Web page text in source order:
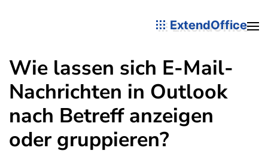
ExtendOffice
Wie lassen sich E-Mail-
Nachrichten in Outlook
nach Betreff anzeigen
oder gruppieren?